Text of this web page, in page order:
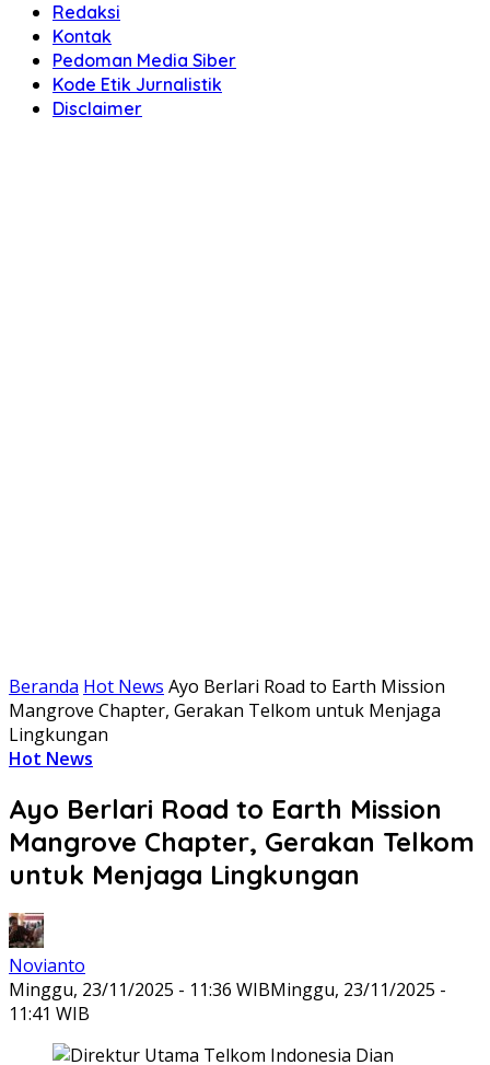
Redaksi
Kontak
Pedoman Media Siber
Kode Etik Jurnalistik
Disclaimer
Beranda Hot News Ayo Berlari Road to Earth Mission
Mangrove Chapter, Gerakan Telkom untuk Menjaga
Lingkungan
Hot News
Ayo Berlari Road to Earth Mission
Mangrove Chapter, Gerakan Telkom
untuk Menjaga Lingkungan
Novianto
Minggu, 23/11/2025 - 11:36 WIBMinggu, 23/11/2025 -
11:41 WIB